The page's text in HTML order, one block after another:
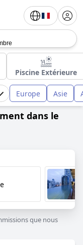
Piscine Extérieure
Europe Asie
dans le
que nous